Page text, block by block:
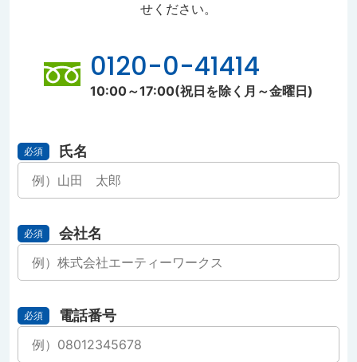
せください。
0120-0-41414
10:00～17:00(祝日を除く月～金曜日)
必須 氏名
必須 会社名
必須 電話番号